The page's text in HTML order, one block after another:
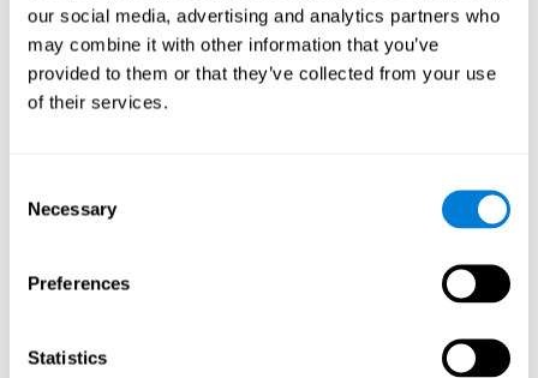
our social media, advertising and analytics partners who
may combine it with other information that you’ve
provided to them or that they’ve collected from your use
of their services.
Selection
Necessary
Preferences
Statistics
ciência ou informática.A CogniFit permite uma gestão
intuitiva, ágil e eficaz das tarefas e resultados do treino
Os jogos possuem um
adolescentes, adultos e idosos)
saudáveis ou com alguma
Oformato interactivo
das instrucções e dos resultados dos
Os resultados dos jogos para a atenção e concentração